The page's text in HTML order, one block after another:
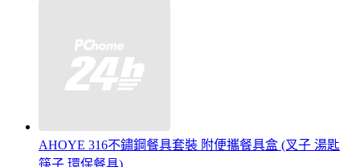
AHOYE 316不鏽鋼餐具套裝 附便攜餐具盒 (叉子 湯匙